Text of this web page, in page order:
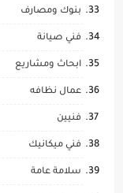
بنوك ومصارف
فني صيانة
ابحاث ومشاريع
عمال نظافه
فنيين
فني ميكانيك
سلامة عامة